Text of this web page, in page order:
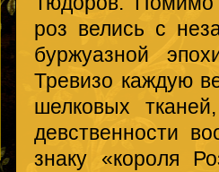
роз велись с
буржуазной
Тревизо каждую
шелковых
девственности
знаку «короля